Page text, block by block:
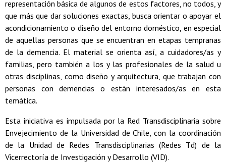
representación básica de algunos de estos factores, no todos, y
que más que dar soluciones exactas, busca orientar o apoyar el
acondicionamiento o diseño del entorno doméstico, en especial
de aquellas personas que se encuentran en etapas tempranas
de la demencia. El material se orienta así, a cuidadores/as y
familias, pero también a los y las profesionales de la salud u
otras disciplinas, como diseño y arquitectura, que trabajan con
personas con demencias o están interesados/as en esta
temática.
Esta iniciativa es impulsada por la Red Transdisciplinaria sobre
Envejecimiento de la Universidad de Chile, con la coordinación
de la Unidad de Redes Transdisciplinarias (Redes Td) de la
Vicerrectoría de Investigación y Desarrollo (VID).